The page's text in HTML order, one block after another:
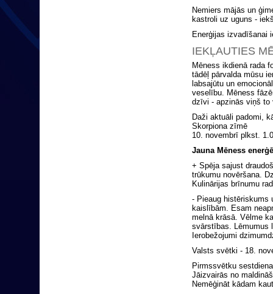
Nemiers mājās un
kastroli uz uguns -
Enerģijas izvadīšanai
IEKĻAUTIES
Mēness ikdienā rada
tādēļ pārvalda mūsu
labsajūtu un
veselību. Mēness
dzīvi - apzinās viņš to
Daži aktuāli padomi,
Skorpiona zīmē
10. novembrī plkst.
Jauna Mēness
+ Spēja sajust
trūkumu novēršana.
Kulinārijas brīnumu
- Pieaug histēriskums
kaislībām. Esam
melnā krāsā. Vēlme
svārstības. Lēmumus
Ierobežojumi
Valsts svētki - 18.
Pirmssvētku
Jāizvairās no
Nemēģināt kādam